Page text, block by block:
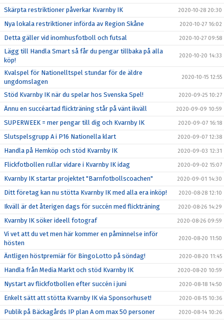
Skärpta restriktioner påverkar Kvarnby IK 2020-10-28 20:30
Nya lokala restriktioner införda av Region Skåne 2020-10-27 16:02
Detta gäller vid inomhusfotboll och futsal 2020-10-27 09:58
Lägg till Handla Smart så får du pengar tillbaka på alla
köp!
2020-10-20 14:33
Kvalspel för Nationelltspel stundar för de äldre
ungdomslagen
2020-10-15 12:55
Stöd Kvarnby IK när du spelar hos Svenska Spel! 2020-09-25 10:27
Ännu en succéartad flickträning står på vänt ikväll 2020-09-09 10:59
SUPERWEEK = mer pengar till dig och Kvarnby IK 2020-09-07 16:18
Slutspelsgrupp A i P16 Nationella klart 2020-09-07 12:38
Handla på Hemköp och stöd Kvarnby IK 2020-09-03 12:31
Flickfotbollen rullar vidare i Kvarnby IK idag 2020-09-02 15:07
Kvarnby IK startar projektet "Barnfotbollscoachen" 2020-09-01 14:30
Ditt företag kan nu stötta Kvarnby IK med alla era inköp! 2020-08-28 12:10
Ikväll är det återigen dags för succén med flickträning 2020-08-26 14:29
Kvarnby IK söker ideell fotograf 2020-08-26 09:59
Vi vet att du vet men här kommer en påminnelse inför
hösten
2020-08-20 11:50
Äntligen höstpremiär för BingoLotto på söndag! 2020-08-20 11:45
Handla från Media Markt och stöd Kvarnby IK 2020-08-20 10:59
Nystart av flickfotbollen efter succén i juni 2020-08-18 14:50
Enkelt sätt att stötta Kvarnby IK via Sponsorhuset! 2020-08-15 10:36
Publik på Bäckagårds IP plan A om max 50 personer 2020-08-14 10:26